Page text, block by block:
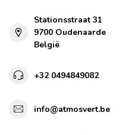
Stationsstraat 31
9700 Oudenaarde
België
+32 0494849082
info@atmosvert.be